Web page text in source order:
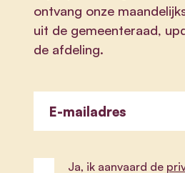
ontvang onze
uit de gemeenteraad,
de afdeling.
E-mailadres
Ja, ik aanvaard de